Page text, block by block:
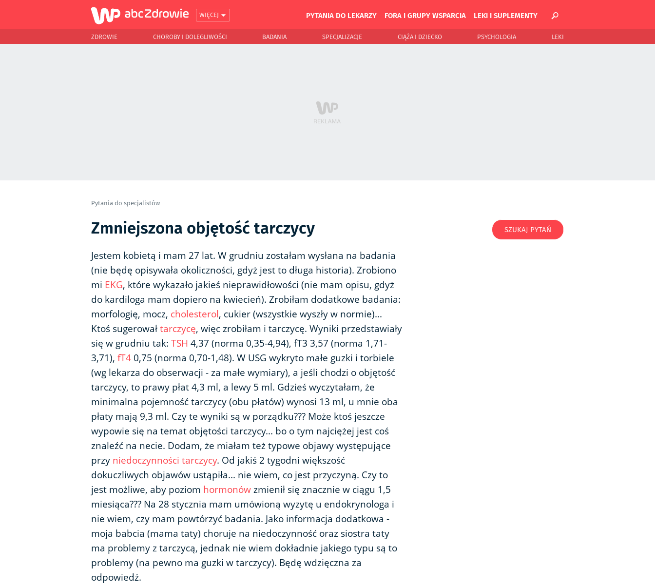
WIĘCEJ PYTANIA DO LEKARZY FORA I GRUPY WSPARCIA LEKI I SUPLEMENTY
ZDROWIE CHOROBY I DOLEGLIWOŚCI BADANIA SPECJALIZACJE CIĄŻA I DZIECKO PSYCHOLOGIA LEKI
Pytania do specjalistów
Zmniejszona objętość tarczycy
Jestem kobietą i mam 27 lat. W grudniu zostałam wysłana na badania
(nie będę opisywała okoliczności, gdyż jest to długa historia). Zrobiono
mi EKG, które wykazało jakieś nieprawidłowości (nie mam opisu, gdyż
do kardiloga mam dopiero na kwiecień). Zrobiłam dodatkowe badania:
morfologię, mocz, cholesterol, cukier (wszystkie wyszły w normie)...
Ktoś sugerowałtarczycę, więc zrobiłam i tarczycę. Wyniki przedstawiały
się w grudniu tak: TSH 4,37 (norma 0,35-4,94), fT3 3,57 (norma 1,71-
3,71), fT4 0,75 (norma 0,70-1,48). W USG wykryto małe guzki i torbiele
(wg lekarza do obserwacji - za małe wymiary), a jeśli chodzi o objętość
tarczycy, to prawy płat 4,3 ml, a lewy 5 ml. Gdzieś wyczytałam, że
minimalna pojemność tarczycy (obu płatów) wynosi 13 ml, u mnie oba
płaty mają 9,3 ml. Czy te wyniki są w porządku??? Może ktoś jeszcze
wypowie się na temat objętości tarczycy... bo o tym najciężej jest coś
znaleźć na necie. Dodam, że miałam też typowe objawy występujące
przy niedoczynności tarczycy. Od jakiś 2 tygodni większość
dokuczliwych objawów ustąpiła... nie wiem, co jest przyczyną. Czy to
jest możliwe, aby poziom hormonówzmienił się znacznie w ciągu 1,5
miesiąca??? Na 28 stycznia mam umówioną wyzytę u endokrynologa i
nie wiem, czy mam powtórzyć badania. Jako informacja dodatkowa -
moja babcia (mama taty) choruje na niedoczynność oraz siostra taty
ma problemy z tarczycą, jednak nie wiem dokładnie jakiego typu są to
problemy (na pewno ma guzki w tarczycy). Będę wdzięczna za
odpowiedź.
SZUKAJ PYTAŃ